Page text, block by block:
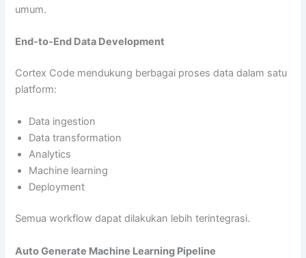
umum.
End-to-End Data Development
Cortex Code mendukung berbagai proses data dalam satu
platform:
Data ingestion
Data transformation
Analytics
Machine learning
Deployment
Semua workflow dapat dilakukan lebih terintegrasi.
Auto Generate Machine Learning Pipeline